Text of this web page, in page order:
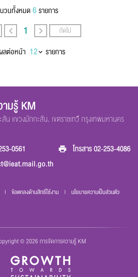
วนทั้งหมด6รายการ
1 ถัดไป
ลต่อหน้า รายการ
มรู้ KM
แขวงมักกะสัน. เขตราชเทวี กรุงเทพมหานคร
0561 โทรสาร02-253-4086
| ข้อตกลงด้านสิทธิ์ใช้งาน | นโยบายความเป็นส่วนตัว
© 2026 การจัดการความรู้ KM